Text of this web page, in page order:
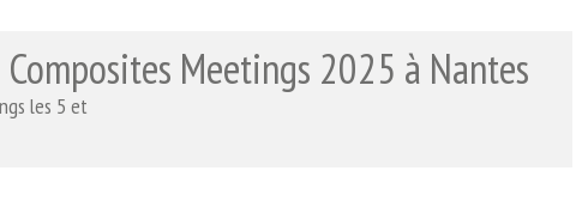
Meetings 2025 à Nantes
les 5 et